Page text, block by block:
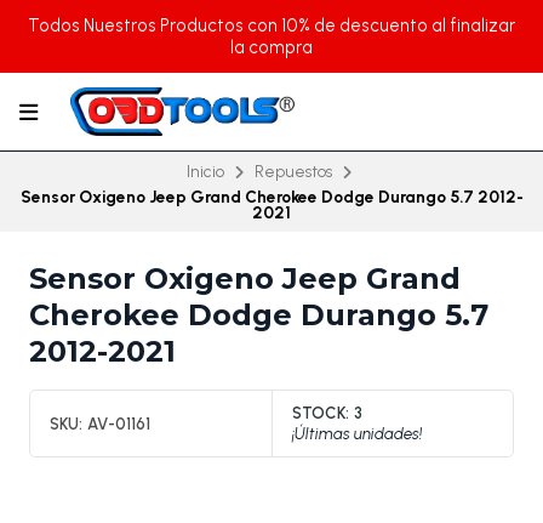
Todos Nuestros Productos con 10% de descuento al finalizar
la compra
Inicio
Repuestos
Sensor Oxigeno Jeep Grand Cherokee Dodge Durango 5.7 2012-
2021
Sensor Oxigeno Jeep Grand
Cherokee Dodge Durango 5.7
2012-2021
SKU: AV-01161
STOCK: 3
¡Últimas unidades!